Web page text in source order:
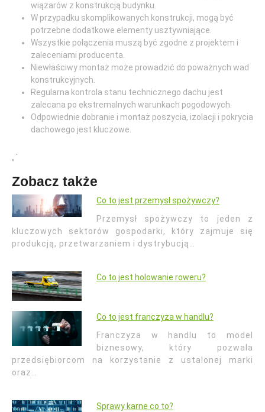
wiązarów z konstrukcją budynku.
W przypadku skomplikowanych konstrukcji, mogą być
potrzebne dodatkowe elementy usztywniające.
Wszystkie połączenia muszą być zgodne z projektem i
zaleceniami producenta.
Niewłaściwy montaż może prowadzić do poważnych wad
konstrukcyjnych.
Regularna kontrola stanu technicznego dachu jest
zalecana po ekstremalnych warunkach pogodowych.
Odpowiednie dobranie i montaż poszycia, izolacji i pokrycia
dachowego jest kluczowe.
„`
Zobacz także
Co to jest przemysł spożywczy?
Przemysł spożywczy to jeden z
kluczowych sektorów gospodarki, który zajmuje się
produkcją, przetwarzaniem i dystrybucją…
Co to jest holowanie roweru?
Co to jest franczyza w handlu?
Franczyza w handlu to model
biznesowy, który pozwala
przedsiębiorcom na korzystanie z ustalonej marki
oraz…
Sprawy karne co to?